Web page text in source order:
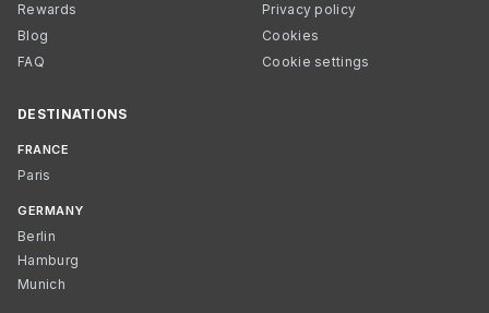
Rewards
Blog
FAQ
Privacy policy
Cookies
Cookie settings
DESTINATIONS
FRANCE
Paris
GERMANY
Berlin
Hamburg
Munich